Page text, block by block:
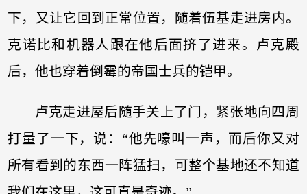
下，又让它回到正常位置，随着伍基走进房内。
克诺比和机器人跟在他后面挤了进来。卢克殿
后，他也穿着倒霉的帝国士兵的铠甲。
卢克走进屋后随手关上了门，紧张地向四周
打量了一下，说：“他先嚎叫一声，而后你又对
所有看到的东西一阵猛扫，可整个基地还不知道